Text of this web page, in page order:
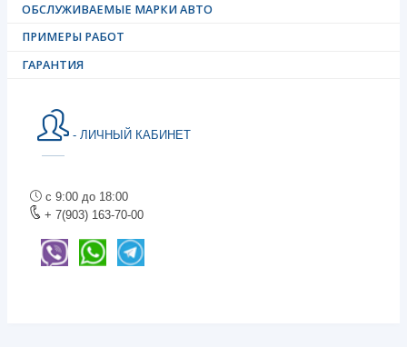
ОБСЛУЖИВАЕМЫЕ МАРКИ АВТО
ПРИМЕРЫ РАБОТ
ГАРАНТИЯ
- ЛИЧНЫЙ КАБИНЕТ
с 9:00 до 18:00
+ 7(903) 163-70-00